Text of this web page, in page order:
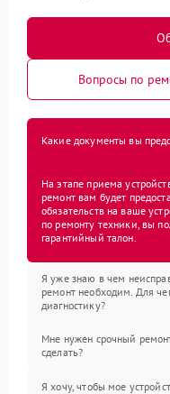
Вопросы по
Какие документы вы
На этапе приема
ремонт вам будет
обязательств на ваше
по ремонту техники, вы
гарантийный талон.
Я уже знаю в чем
ремонт необходим. Для
диагностику?
Мне нужен срочный
сделать?
Я хочу, чтобы мое